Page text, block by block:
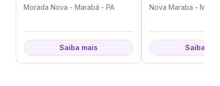
Morada Nova - Marabá - PA
Saiba mais
Nova Maraba -
Saiba